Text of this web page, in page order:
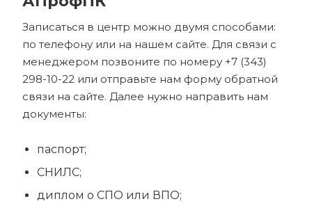
Записаться в центр можно двумя способами:
по телефону или на нашем сайте. Для связи с
менеджером позвоните по номеру +7 (343)
298-10-22 или отправьте нам форму обратной
связи на сайте. Далее нужно направить нам
документы:
паспорт;
СНИЛС;
диплом о СПО или ВПО;